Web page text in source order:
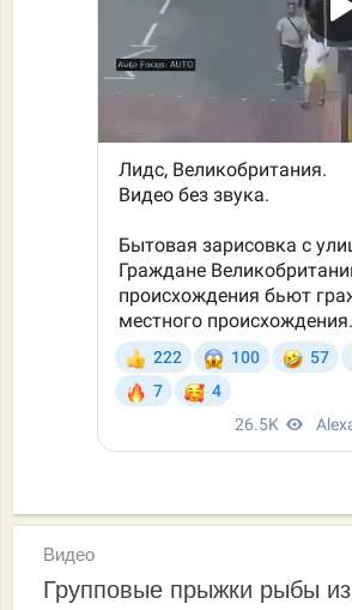
Видео
Групповые прыжки рыбы